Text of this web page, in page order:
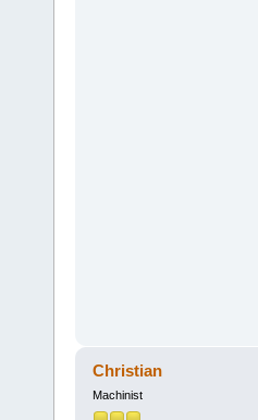
Christian
Machinist